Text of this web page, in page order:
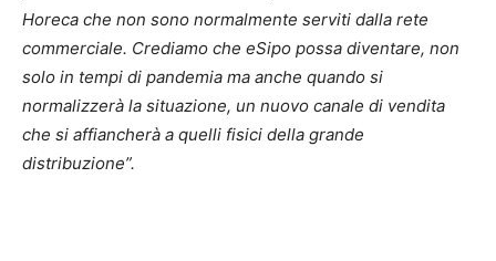
Horeca che non sono normalmente serviti dalla rete
commerciale. Crediamo che eSipo possa diventare, non
solo in tempi di pandemia ma anche quando si
normalizzerà la situazione, un nuovo canale di vendita
che si affiancherà a quelli fisici della grande
distribuzione”.